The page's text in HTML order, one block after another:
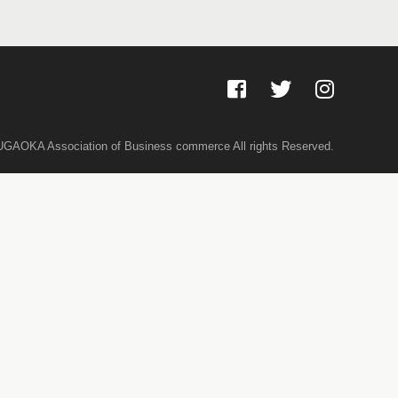
Association of Business commerce All rights Reserved.